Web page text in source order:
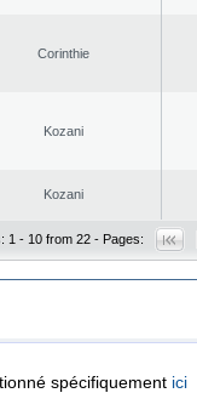
Corinthie
Kozani
Kozani
1 - 10 from 22 - Pages:
spécifiquement ici